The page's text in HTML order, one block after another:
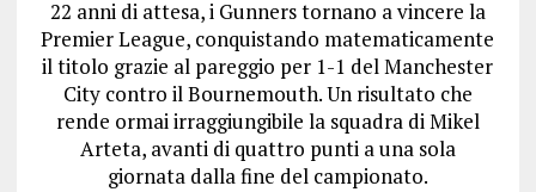
22 anni di attesa, i Gunners tornano a vincere la
Premier League, conquistando matematicamente
il titolo grazie al pareggio per 1-1 del Manchester
City contro il Bournemouth. Un risultato che
rende ormai irraggiungibile la squadra di Mikel
Arteta, avanti di quattro punti a una sola
giornata dalla fine del campionato.